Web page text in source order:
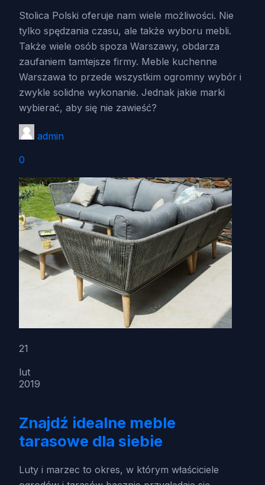
Stolica Polski oferuje nam wiele możliwości. Nie
tylko spędzania czasu, ale także wyboru mebli.
Także wiele osób spoza Warszawy, obdarza
zaufaniem tamtejsze firmy. Meble kuchenne
Warszawa to przede wszystkim ogromny wybór i
zwykle solidne wykonanie. Jednak jakie marki
wybierać, aby się nie zawieść?
admin
0
21
lut
2019
Znajdź idealne meble
tarasowe dla siebie
Luty i marzec to okres, w którym właściciele